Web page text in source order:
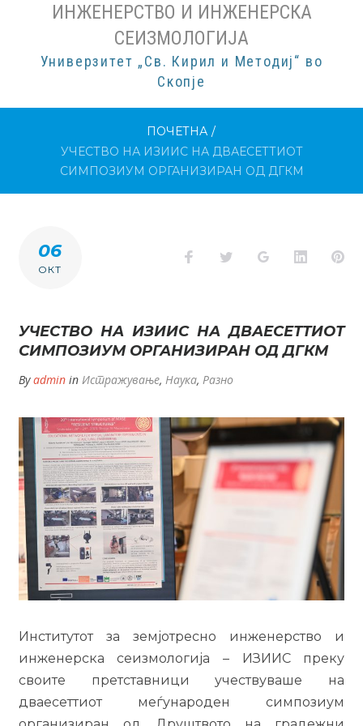
ИНЖЕНЕРСТВО И ИНЖЕНЕРСКА
СЕИЗМОЛОГИЈА
Универзитет „Св. Кирил и Методиј“ во
Скопје
ПОЧЕТНА /
УЧЕСТВО НА ИЗИИС НА ДВАЕСЕТТИОТ
СИМПОЗИУМ ОРГАНИЗИРАН ОД ДГКМ
06
ОКТ
Facebook
Twitter Google+LinkedIn
УЧЕСТВО НА ИЗИИС НА ДВАЕСЕТТИОТ
СИМПОЗИУМ ОРГАНИЗИРАН ОД ДГКМ
Byadmin in Истражување, Наука, Разно
Институтот за земјотресно инженерство и
инженерска сеизмологија – ИЗИИС преку
своите претставници учествуваше на
дваесеттиот меѓународен симпозиум